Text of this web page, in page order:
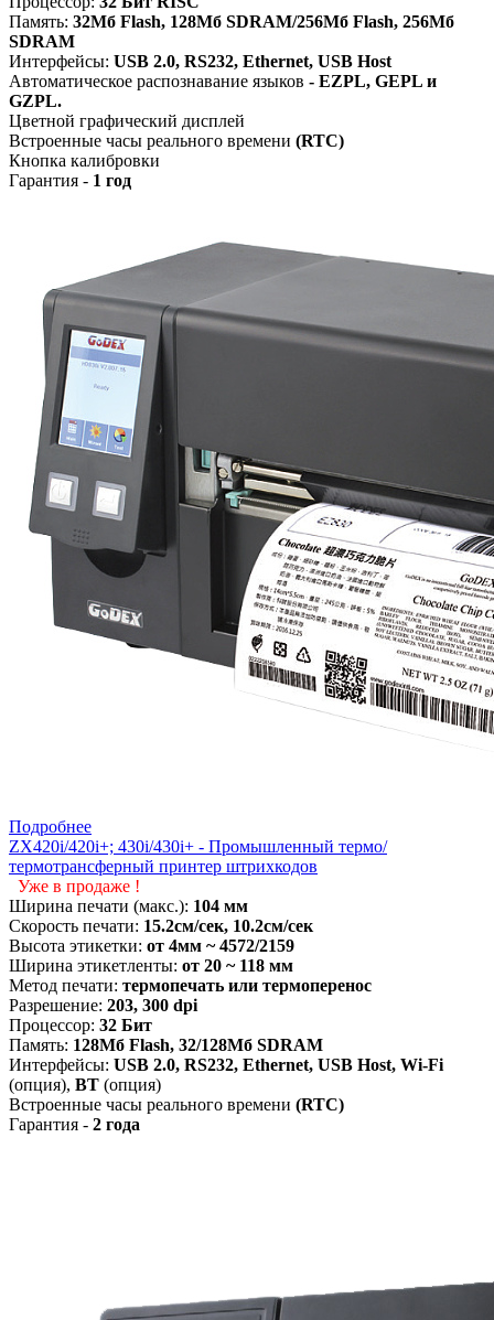
Память: 32Мб Flash, 128Мб SDRAM/256Мб Flash, 256Мб
SDRAM
Интерфейсы: USB 2.0, RS232, Ethernet, USB Host
Автоматическое распознавание языков - EZPL, GEPL и
GZPL.
Цветной графический дисплей
Встроенные часы реального времени (RTC)
Кнопка калибровки
Гарантия - 1 год
Подробнее
ZX420i/420i+; 430i/430i+ - Промышленный термо/
термотрансферный принтер штрихкодов
Уже в продаже !
Ширина печати (макс.): 104 мм
Скорость печати: 15.2см/сек, 10.2см/сек
Высота этикетки: от 4мм ~ 4572/2159
Ширина этикетленты: от 20 ~ 118 мм
Метод печати: термопечать или термоперенос
Разрешение: 203, 300 dpi
Процессор: 32 Бит
Память: 128Мб Flash, 32/128Мб SDRAM
Интерфейсы: USB 2.0, RS232, Ethernet, USB Host, Wi-Fi
(опция), BT (опция)
Встроенные часы реального времени (RTC)
Гарантия - 2 года